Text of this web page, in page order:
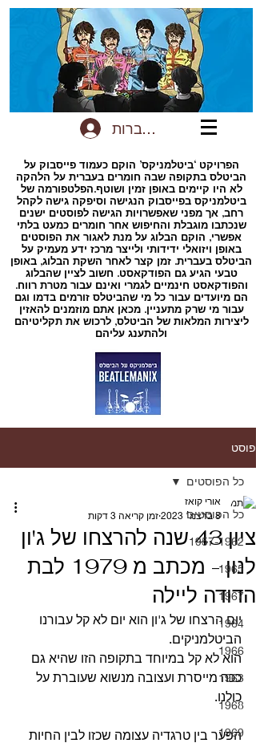
להתחברות
הפרויקט ‘ביטלמניקס’ הוקם כעמוד פייסבוק על
הביטלס בתקופה שבה חומרים בעברית על הלהקה
לא היו קיימים באופן זמין ושוטף.הפלטפורמה של
ביטלמניקס בפייסבוק הנגישה וסיפקה גישה לקהל
רחב, אך מפני שאפשרויות הגישה לפוסטים ישנים
שנכתבו מוגבלת והחיפוש אחר חומרים כמעט בלתי
אפשרי, הוקם הבלוג על מנת לאגור את הפוסטים
באופן ויזואלי ידידותי ולייצר מרכז ידע מעמיק על
הביטלס בעברית. זמן קצר לאחר השקת הבלוג, באופן
טבעי הגיע גם הפודקאסט. חשוב לציין שהבלוג
והפודקאסט חינמיים לגמרי ואינם עבור מטרת רווח.
הם מיועדים עבור כל מי שהביטלס זורמים בדמו וגם
עבור מי שרק מתעניין. מכאן אתם מוזמנים להאזין
ליצירות המלאות של הביטלס, לרכוש את תקליטיהם
ולהתענג עליהם
פוסט
כל הפוסטים
1957-1962
1965
1967
1964
1966
1963
1968
1969
כל הפוסטים
ציון 43 שנה להרצחו של ג'ון
לנון - מכתב מ 1979 לבת
הדודה ליילה
אורי קואז
8 בדצמ׳ 2023
זמן קריאה 3 דקות
יום הרצחו של ג'ון הוא יום לא קל עבורנו
הביטלמניקים.
הוא לא קל במיוחד בתקופה הזו שהיא גם
ככה מייסרת ועצובה מנשוא שעוברת על
כולנו.
הפער בין טרגדיה עצומה שכזו לבין החיות